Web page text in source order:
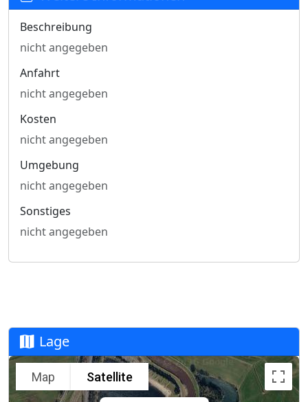
Beschreibung
nicht angegeben
Anfahrt
nicht angegeben
Kosten
nicht angegeben
Umgebung
nicht angegeben
Sonstiges
nicht angegeben
Lage
Map Satellite